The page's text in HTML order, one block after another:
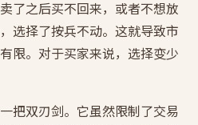
了之后买不回来，或者不想放
选择了按兵不动。这就导致市
限。对于买家来说，选择变少
把双刃剑。它虽然限制了交易